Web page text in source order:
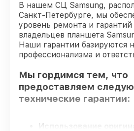
В нашем СЦ Samsung,
Санкт-Петербурге, мы
уровень ремонта и гарантий
владельцев планшета
Наши гарантии базируются
профессионализма и
Мы гордимся тем, что
предоставляем
технические гарантии: